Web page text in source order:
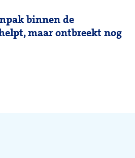
binnen de
maar ontbreekt nog